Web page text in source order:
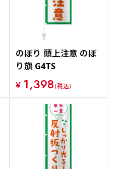
のぼり 頭上注意 のぼ
り旗 G4TS
¥ 1,398(税込)